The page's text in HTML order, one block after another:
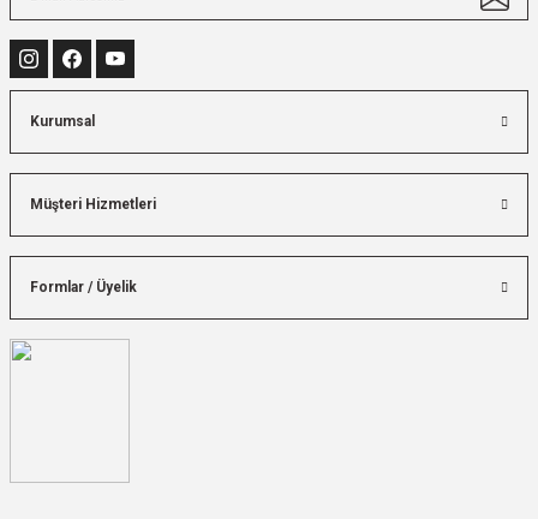
Kurumsal
Müşteri Hizmetleri
Formlar / Üyelik